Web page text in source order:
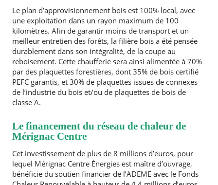
Le plan d’approvisionnement bois est 100% local, avec
une exploitation dans un rayon maximum de 100
kilomètres. Afin de garantir moins de transport et un
meilleur entretien des forêts, la filière bois a été pensée
durablement dans son intégralité, de la coupe au
reboisement. Cette chaufferie sera ainsi alimentée à 70%
par des plaquettes forestières, dont 35% de bois certifié
PEFC garantis, et 30% de plaquettes issues de connexes
de l’industrie du bois et/ou de plaquettes de bois de
classe A.
Le financement du réseau de chaleur de
Mérignac Centre
Cet investissement de plus de 8 millions d’euros, pour
lequel Mérignac Centre Énergies est maître d’ouvrage,
bénéficie du soutien financier de l’ADEME avec le Fonds